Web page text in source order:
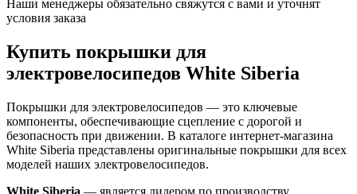
Наши менеджеры обязательно свяжутся с вами и уточнят
условия заказа
Купить покрышки для
электровелосипедов White Siberia
Покрышки для электровелосипедов — это ключевые
компоненты, обеспечивающие сцепление с дорогой и
безопасность при движении. В каталоге интернет-магазина
White Siberia представлены оригинальные покрышки для всех
моделей наших электровелосипедов.
White Siberia — является лидером по производству